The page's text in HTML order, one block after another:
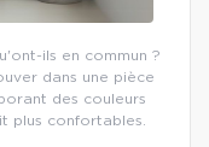
ils en commun ?
dans une pièce
des couleurs
plus confortables.